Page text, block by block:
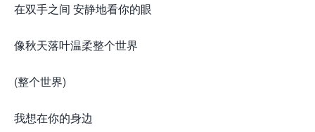
在双手之间 安静地看你的眼
像秋天落叶温柔整个世界
(整个世界)
我想在你的身边